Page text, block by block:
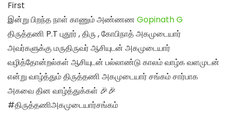
First
இன்று பிறந்த நாள் காணும் அண்ணண Gopinath G
திருத்தணி P.T புதூர் , திரு , கோபிநாத் அகமுடையார்
அவர்களுக்கு மருதிருவர் ஆசியுடன் அகமுடையார்
வழித்தோன்றல்கள் ஆசியுடன் பல்லாண்டு காலம் வாழ்க வளமுடன்
என்று வாழ்த்தும் திருத்தணி அகமுடையார் சங்கம் சார்பாக
அகவை தின வாழ்த்துக்கள் 🎉🎉
#திருத்தணிஅகமுடையார்சங்கம்